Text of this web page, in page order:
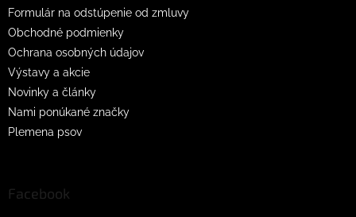
Formulár na odstúpenie od zmluvy
Obchodné podmienky
Ochrana osobných údajov
Výstavy a akcie
Novinky a články
Nami ponúkané značky
Plemena psov
Facebook